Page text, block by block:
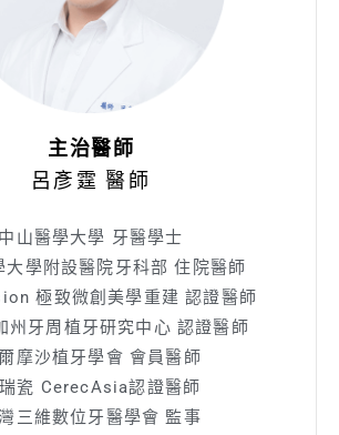
主治醫師
呂彥霆 醫師
中山醫學大學 牙醫學士
大學附設醫院牙科部 住院醫師
極致微創美學重建 認證醫師
州牙周植牙研究中心 認證醫師
摩沙植牙學會 會員醫師
瓷 CerecAsia認證醫師
三維數位牙醫學會 監事